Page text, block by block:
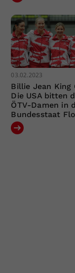
03.02.2023
Billie Jean King
Die USA bitten
ÖTV-Damen in
Bundesstaat